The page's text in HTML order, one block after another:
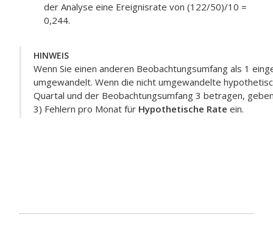
der Analyse eine Ereignisrate von (122/50)/10 =
0,244.
HINWEIS
Wenn Sie einen anderen Beobachtungsumfang als 1
umgewandelt. Wenn die nicht umgewandelte
Quartal und der Beobachtungsumfang 3 betragen,
3) Fehlern pro Monat für Hypothetische Rate ein.